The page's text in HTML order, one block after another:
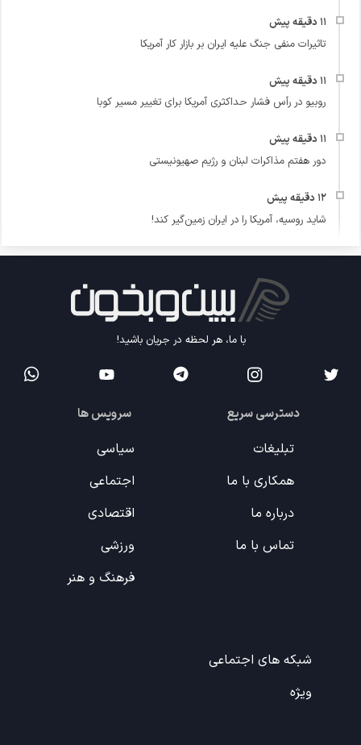
تاثیرات منفی جنگ علیه ایران بر بازار کار آمریکا
روبیو در رأس فشار حداکثری آمریکا برای تغییر مسیر کوبا
دور هفتم مذاکرات لبنان و رژیم صهیونیستی
شاید روسیه، آمریکا را در ایران زمین‌گیر کند!
با ما، هر لحظه در جریان باشید!
دسترسی سریع
تبلیغات
همکاری با ما
درباره ما
تماس با ما
سرویس ها
سیاسی
اجتماعی
اقتصادی
ورزشی
فرهنگ و هنر
شبکه های اجتماعی
ویژه